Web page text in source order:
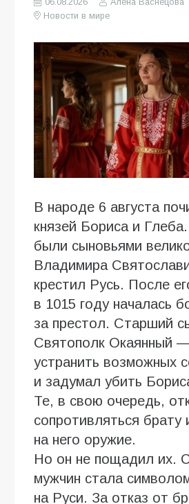
Новости в мире
В народе 6 августа
князей Бориса и
были сыновьями
Владимира
крестил Русь. После
в 1015 году началась
за престол. Старший
Святополк Окаянный
устранить возможных
и задумал убить
Те, в свою очередь,
сопротивляться брату
на него оружие.
Но он не пощадил их.
мужчин стала
на Руси. За отказ от